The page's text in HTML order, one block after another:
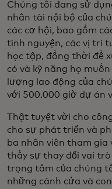
Chúng tôi đang sử
nhân tài nội bộ của
các cơ hội, bao gồm
tình nguyện, các vị trí
học tập, đồng thời đề
có và kỹ năng họ
lượng lao động của
với 500.000 giờ dự án
Thật tuyệt vời cho
cho sự phát triển và
ba nhân viên tham gia
thấy sự thay đổi vai
trọng tâm của chúng
những cánh cửa và